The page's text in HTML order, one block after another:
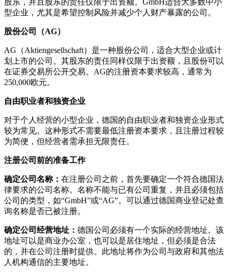
型企业，尤其是希望控制风险并减少个人财产暴露的公司。
股份公司（AG）
AG（Aktiengesellschaft）是一种股份公司，适合大型企业或计
划上市的公司。其股东的责任同样仅限于出资额，且股份可以
在证券交易所公开交易。AG的注册资本要求较高，通常为
250,000欧元。
自由职业者和独资企业
对于个人经营的小型企业，德国的自由职业者和独资企业形式
较为常见。这种形式不需要最低注册资本要求，且注册过程较
为简便，但经营者需承担无限责任。
注册公司前的准备工作
确定公司名称： 在注册公司之前，首先要确定一个符合德国法
律要求的公司名称。名称不能与已有公司重复，并且必须包括
公司的类型，如“GmbH”或“AG”。可以通过德国商业登记处查
询名称是否已被注册。
确定公司经营地址： 德国公司必须有一个实际的经营地址。该
地址可以是商业办公室，也可以是居住地址，但必须是合法
的，并在公司注册时提供。此地址将作为公司与政府和其他法
人机构通信的主要地址。